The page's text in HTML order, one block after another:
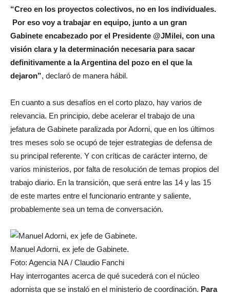
“Creo en los proyectos colectivos, no en los individuales.
Por eso voy a trabajar en equipo, junto a un gran
Gabinete encabezado por el Presidente @JMilei, con una
visión clara y la determinación necesaria para sacar
definitivamente a la Argentina del pozo en el que la
dejaron”, declaró de manera hábil.
En cuanto a sus desafíos en el corto plazo, hay varios de
relevancia. En principio, debe acelerar el trabajo de una
jefatura de Gabinete paralizada por Adorni, que en los últimos
tres meses solo se ocupó de tejer estrategias de defensa de
su principal referente. Y con críticas de carácter interno, de
varios ministerios, por falta de resolución de temas propios del
trabajo diario. En la transición, que será entre las 14 y las 15
de este martes entre el funcionario entrante y saliente,
probablemente sea un tema de conversación.
Manuel Adorni, ex jefe de Gabinete.
Foto: Agencia NA / Claudio Fanchi
Hay interrogantes acerca de qué sucederá con el núcleo
adornista que se instaló en el ministerio de coordinación. Para